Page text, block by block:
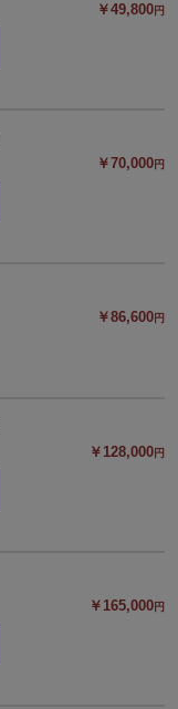
￥49,800円
￥70,000円
￥86,600円
￥128,000円
￥165,000円